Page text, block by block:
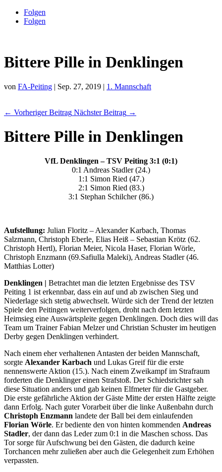
Folgen
Folgen
Bittere Pille in Denklingen
von FA-Peiting | Sep. 27, 2019 | 1. Mannschaft
← Vorheriger Beitrag Nächster Beitrag →
Bittere Pille in Denklingen
VfL Denklingen – TSV Peiting 3:1 (0:1)
0:1 Andreas Stadler (24.)
1:1 Simon Ried (47.)
2:1 Simon Ried (83.)
3:1 Stephan Schilcher (86.)
Aufstellung: Julian Floritz – Alexander Karbach, Thomas
Salzmann, Christoph Eberle, Elias Heiß – Sebastian Krötz (62.
Christoph Hertl), Florian Meier, Nicola Haser, Florian Wörle,
Christoph Enzmann (69.Safiulla Maleki), Andreas Stadler (46.
Matthias Lotter)
Denklingen | Betrachtet man die letzten Ergebnisse des TSV
Peiting 1 ist erkennbar, dass ein auf und ab zwischen Sieg und
Niederlage sich stetig abwechselt. Würde sich der Trend der letzten
Spiele den Peitingen weiterverfolgen, droht nach dem letzten
Heimsieg eine Auswärtspleite gegen Denklingen. Doch dies will das
Team um Trainer Fabian Melzer und Christian Schuster im heutigen
Derby gegen Denklingen verhindert.
Nach einem eher verhaltenen Antasten der beiden Mannschaft,
sorgte Alexander Karbach und Lukas Greif für die erste
nennenswerte Aktion (15.). Nach einem Zweikampf im Strafraum
forderten die Denklinger einen Strafstoß. Der Schiedsrichter sah
diese Situation anders und gab keinen Elfmeter für die Gastgeber.
Die erste gefährliche Aktion der Gäste Mitte der ersten Hälfte zeigte
dann Erfolg. Nach guter Vorarbeit über die linke Außenbahn durch
Christoph Enzmann landete der Ball bei dem einlaufenden
Florian Wörle. Er bediente den von hinten kommenden Andreas
Stadler, der dann das Leder zum 0:1 in die Maschen schoss. Das
Tor sorge für Aufschwung bei den Gästen, die dadurch keine
Torchancen mehr zuließen aber auch die Gelegenheit zum Erhöhen
verpassten.